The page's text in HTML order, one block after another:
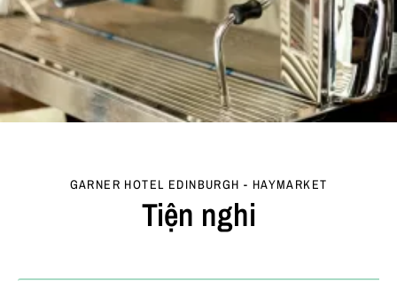
GARNER HOTEL EDINBURGH - HAYMARKET
Tiện nghi